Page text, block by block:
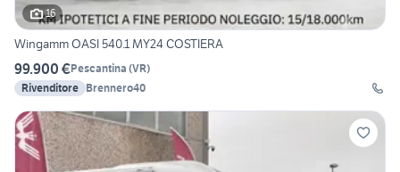
16
Wingamm OASI 540.1 MY24 COSTIERA
99.900 €Pescantina (VR)
Rivenditore Brennero40